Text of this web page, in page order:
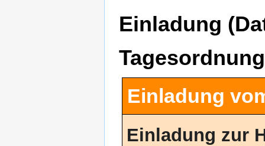
Einladung
Einladung
Einladung zur